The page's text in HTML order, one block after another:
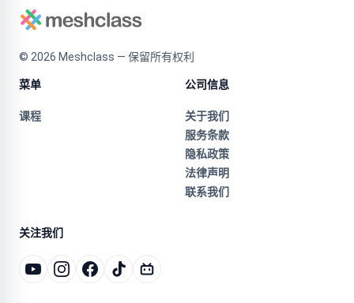
© 2026 Meshclass — 保留所有权利
菜单
课程
公司信息
关于我们
服务条款
隐私政策
法律声明
联系我们
关注我们